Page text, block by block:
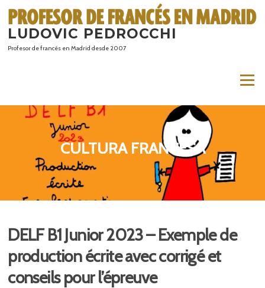
contenido
LUDOVIC PEDROCCHI
Profesor de francés en Madrid desde 2007
Menú
CULTURA FRANCESA
DELF B1 Junior 2023 – Exemple de
production écrite avec corrigé et
conseils pour l’épreuve